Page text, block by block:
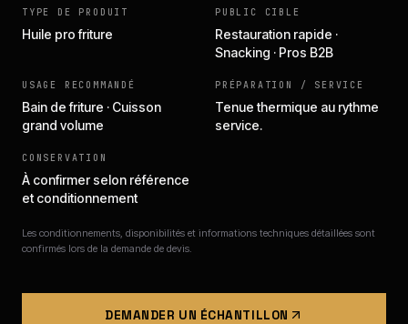
TYPE DE PRODUIT
Huile pro friture
PUBLIC CIBLE
Restauration rapide ·
Snacking · Pros B2B
USAGE RECOMMANDÉ
Bain de friture · Cuisson
grand volume
PRÉPARATION / SERVICE
Tenue thermique au rythme
service.
CONSERVATION
À confirmer selon référence
et conditionnement
Les conditionnements, disponibilités et informations techniques détaillées sont
confirmés lors de la demande de devis.
DEMANDER UN ÉCHANTILLON